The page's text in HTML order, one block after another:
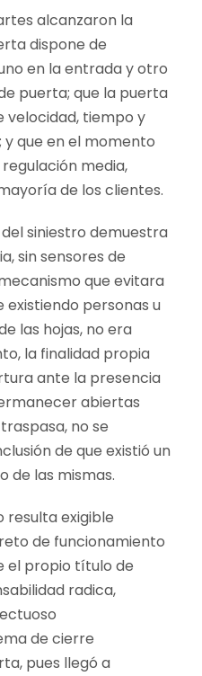
alcanzaron la
dispone de
en la entrada y otro
puerta; que la puerta
velocidad, tiempo y
que en el momento
media,
de los clientes.
siniestro demuestra
sin sensores de
que evitara
personas u
las hojas, no era
la finalidad propia
ante la presencia
abiertas
no se
de que existió un
de las mismas.
resulta exigible
de funcionamiento
el propio título de
radica,
de cierre
pues llegó a